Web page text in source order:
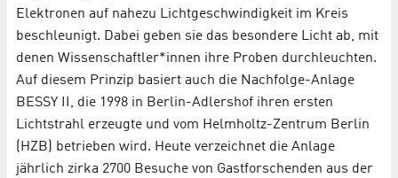
Elektronen auf nahezu Lichtgeschwindigkeit im Kreis
beschleunigt. Dabei geben sie das besondere Licht ab, mit
denen Wissenschaftler*innen ihre Proben durchleuchten.
Auf diesem Prinzip basiert auch die Nachfolge-Anlage
BESSY II, die 1998 in Berlin-Adlershof ihren ersten
Lichtstrahl erzeugte und vom Helmholtz-Zentrum Berlin
(HZB) betrieben wird. Heute verzeichnet die Anlage
jährlich zirka 2700 Besuche von Gastforschenden aus der